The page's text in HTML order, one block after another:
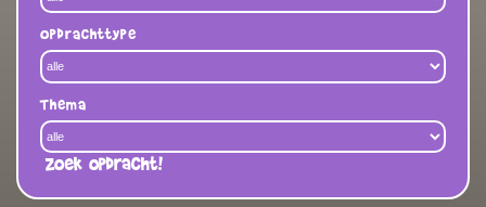
Opdrachttype
Thema
Zoek opdracht!